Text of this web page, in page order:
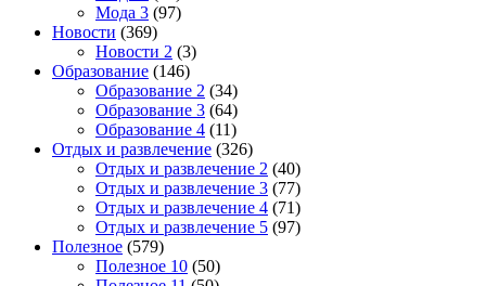
Мода 3 (97)
Новости (369)
Новости 2 (3)
Образование (146)
Образование 2 (34)
Образование 3 (64)
Образование 4 (11)
Отдых и развлечение (326)
Отдых и развлечение 2 (40)
Отдых и развлечение 3 (77)
Отдых и развлечение 4 (71)
Отдых и развлечение 5 (97)
Полезное (579)
Полезное 10 (50)